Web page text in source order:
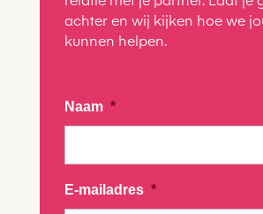
achter en wij kijken hoe we
kunnen helpen.
Naam *
E-mailadres *